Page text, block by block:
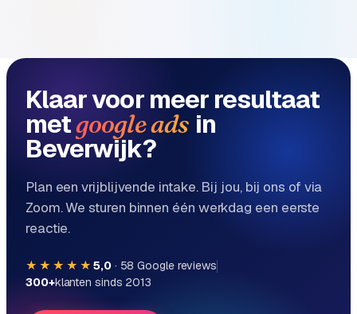
Klaar voor meer resultaat
metgoogle ads in
Beverwijk?
Plan een vrijblijvende intake. Bij jou, bij ons of via
Zoom. We sturen binnen één werkdag een eerste
reactie.
★★★★★ 5,0· 58 Google reviews
300+klanten sinds 2013